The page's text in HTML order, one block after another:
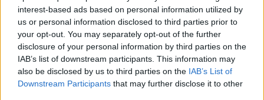
interest-based ads based on personal information utilized by
us or personal information disclosed to third parties prior to
your opt-out. You may separately opt-out of the further
disclosure of your personal information by third parties on the
IAB’s list of downstream participants. This information may
also be disclosed by us to third parties on the IAB’s List of
Downstream Participants that may further disclose it to other